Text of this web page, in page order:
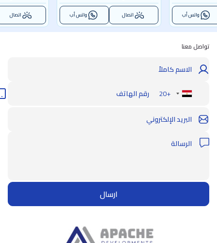
اتصال اتصال واتس أب واتس أب
تواصل معنا
Egypt
+20
ارسال